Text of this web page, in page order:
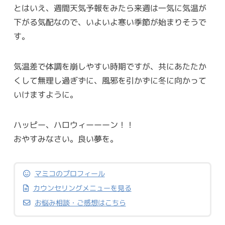
とはいえ、週間天気予報をみたら来週は一気に気温が
下がる気配なので、いよいよ寒い季節が始まりそうで
す。
気温差で体調を崩しやすい時期ですが、共にあたたか
くして無理し過ぎずに、風邪を引かずに冬に向かって
いけますように。
ハッピー、ハロウィーーーン！！
おやすみなさい。良い夢を。
マミコのプロフィール
カウンセリングメニューを見る
お悩み相談・ご感想はこちら